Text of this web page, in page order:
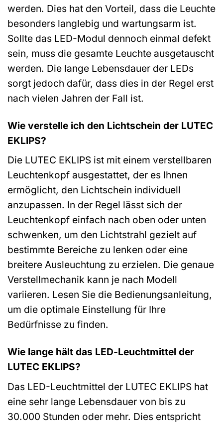
werden. Dies hat den Vorteil, dass die Leuchte
besonders langlebig und wartungsarm ist.
Sollte das LED-Modul dennoch einmal defekt
sein, muss die gesamte Leuchte ausgetauscht
werden. Die lange Lebensdauer der LEDs
sorgt jedoch dafür, dass dies in der Regel erst
nach vielen Jahren der Fall ist.
Wie verstelle ich den Lichtschein der LUTEC
EKLIPS?
Die LUTEC EKLIPS ist mit einem verstellbaren
Leuchtenkopf ausgestattet, der es Ihnen
ermöglicht, den Lichtschein individuell
anzupassen. In der Regel lässt sich der
Leuchtenkopf einfach nach oben oder unten
schwenken, um den Lichtstrahl gezielt auf
bestimmte Bereiche zu lenken oder eine
breitere Ausleuchtung zu erzielen. Die genaue
Verstellmechanik kann je nach Modell
variieren. Lesen Sie die Bedienungsanleitung,
um die optimale Einstellung für Ihre
Bedürfnisse zu finden.
Wie lange hält das LED-Leuchtmittel der
LUTEC EKLIPS?
Das LED-Leuchtmittel der LUTEC EKLIPS hat
eine sehr lange Lebensdauer von bis zu
30.000 Stunden oder mehr. Dies entspricht